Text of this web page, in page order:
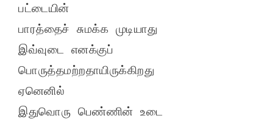
பட்டையின்
பாரத்தைச் சுமக்க முடியாது
இவ்வுடை எனக்குப்
பொருத்தமற்றதாயிருக்கிறது
ஏனெனில்
இதுவொரு பெண்ணின் உடை